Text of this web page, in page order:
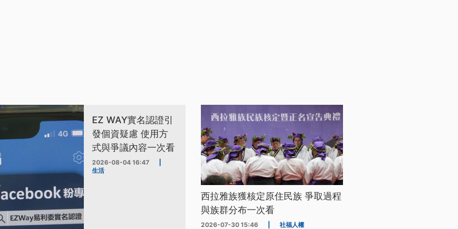
EZ WAY實名認證引
發個資疑慮 使用方
式與爭議內容一次看
2026-08-04 16:47
生活
西拉雅族獲核定原住民族 爭取過程
與族群分布一次看
2026-07-30 15:46 社福人權